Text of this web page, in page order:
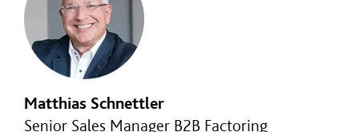
Matthias Schnettler
Senior Sales Manager B2B Factoring